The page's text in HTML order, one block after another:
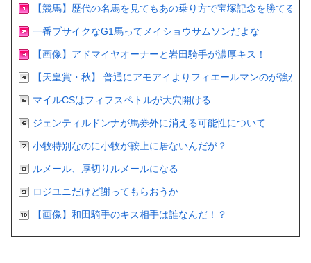
【競馬】歴代の名馬を見てもあの乗り方で宝塚記念を勝てる
一番ブサイクなG1馬ってメイショウサムソンだよな
【画像】アドマイヤオーナーと岩田騎手が濃厚キス！
【天皇賞・秋】 普通にアモアイよりフィエールマンのが強かっ
マイルCSはフィフスペトルが大穴開ける
ジェンティルドンナが馬券外に消える可能性について
小牧特別なのに小牧が鞍上に居ないんだが？
ルメール、厚切りルメールになる
ロジユニだけど謝ってもらおうか
【画像】和田騎手のキス相手は誰なんだ！？